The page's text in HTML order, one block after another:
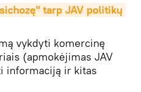
tarp JAV politikų
vykdyti komercinę
(apmokėjimas JAV
informaciją ir kitas